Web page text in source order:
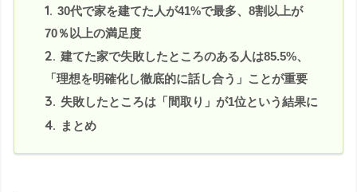
1. 30代で家を建てた人が41%で最多、8割以上が
70％以上の満足度
2. 建てた家で失敗したところのある人は85.5%、
「理想を明確化し徹底的に話し合う」ことが重要
3. 失敗したところは「間取り」が1位という結果に
4. まとめ